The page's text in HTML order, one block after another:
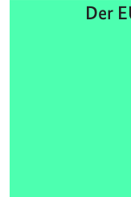
Der